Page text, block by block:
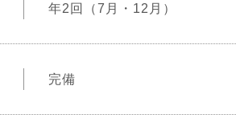
年2回（7月・12月）
完備